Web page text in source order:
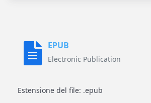
EPUB
Electronic Publication
Estensione del file: .epub